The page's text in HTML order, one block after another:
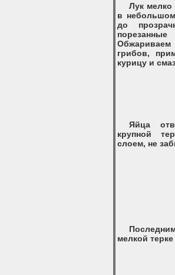
Лук
в небольшом
до
Обжариваем
грибов,
курицу и
Яйца
крупной
слоем, не
мелкой